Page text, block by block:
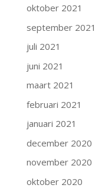
oktober 2021
september 2021
juli 2021
juni 2021
maart 2021
februari 2021
januari 2021
december 2020
november 2020
oktober 2020